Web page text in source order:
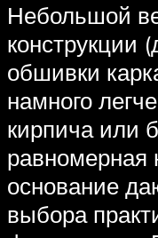
Небольшой
конструкции
обшивки
намного
кирпича или
равномерная
основание
выбора